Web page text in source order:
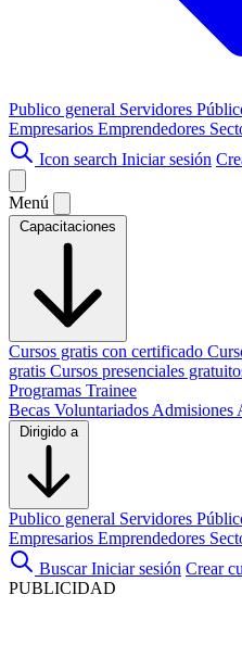
Publico general Servidores
Empresarios Emprendedores
Icon search Iniciar sesión
Menú
Capacitaciones
Cursos gratis con certificado
gratis Cursos presenciales
Programas Trainee
Becas Voluntariados Admisiones
Dirigido a
Publico general Servidores
Empresarios Emprendedores
Buscar Iniciar sesión Crear
PUBLICIDAD